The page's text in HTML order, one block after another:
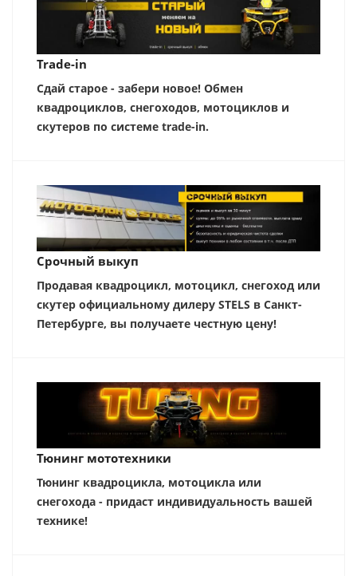
Trade-in
Сдай старое - забери новое! Обмен
квадроциклов, снегоходов, мотоциклов и
скутеров по системе trade-in.
Срочный выкуп
Продавая квадроцикл, мотоцикл, снегоход или
скутер официальному дилеру STELS в Санкт-
Петербурге, вы получаете честную цену!
Тюнинг мототехники
Тюнинг квадроцикла, мотоцикла или
снегохода - придаст индивидуальность вашей
технике!